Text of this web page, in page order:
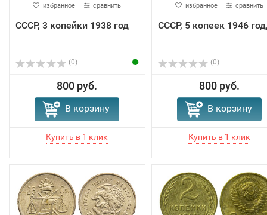
избранное сравнить
СССР, 3 копейки 1938 год
(0)
800 руб.
В корзину
избранное сравнить
СССР, 5 копеек 1946
(0)
800 руб.
В корзину